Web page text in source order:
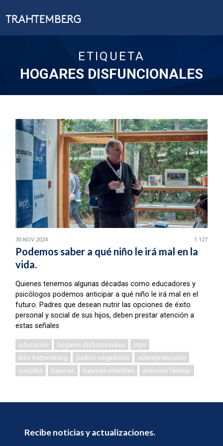
ETIQUETA
HOGARES DISFUNCIONALES
30 NOV 2024 1.127
Podemos saber a qué niño le irá mal en la
vida.
Quienes tenemos algunas décadas como educadores y
psicólogos podemos anticipar a qué niño le irá mal en el
futuro. Padres que desean nutrir las opciones de éxito
personal y social de sus hijos, deben prestar atención a
estas señales
educación hogares disfuncionales
inpe
león trahtemberg
padres negadores
sobreprotección
suicidas
traumas traumas infantiles violencia familiar
Recibe noticias y actualizaciones.